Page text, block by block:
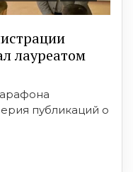
лауреатом
публикаций о